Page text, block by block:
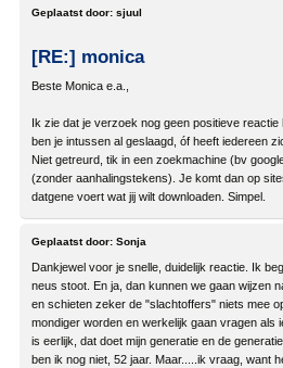
Geplaatst door: sjuul
[RE:] monica
Beste Monica e.a.,
Ik zie dat je verzoek nog geen positieve
ben je intussen al geslaagd, óf heeft iedereen
Niet getreurd, tik in een zoekmachine (bv
(zonder aanhalingstekens). Je komt dan op
datgene voert wat jij wilt downloaden. Simpel.
Geplaatst door: Sonja
Dankjewel voor je snelle, duidelijk reactie. Ik
neus stoot. En ja, dan kunnen we gaan wijzen
en schieten zeker de "slachtoffers" niets mee
mondiger worden en werkelijk gaan vragen als
is eerlijk, dat doet mijn generatie en de
ben ik nog niet, 52 jaar. Maar.....ik vraag, want